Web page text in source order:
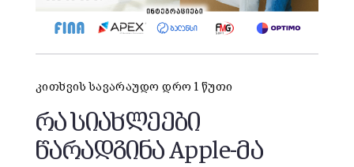
კითხვის სავარაუდო დრო 1 წუთი
რა სიახლეები
წარადგინა Apple-მა